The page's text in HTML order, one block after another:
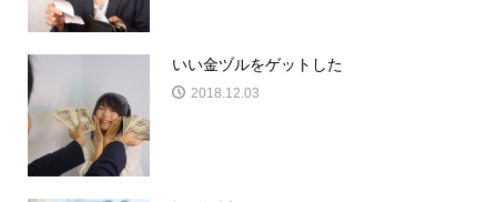
いい金ヅルをゲットした
2018.12.03